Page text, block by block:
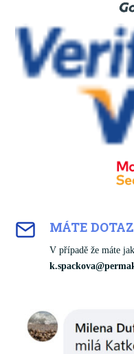
MÁTE
V případě že máte